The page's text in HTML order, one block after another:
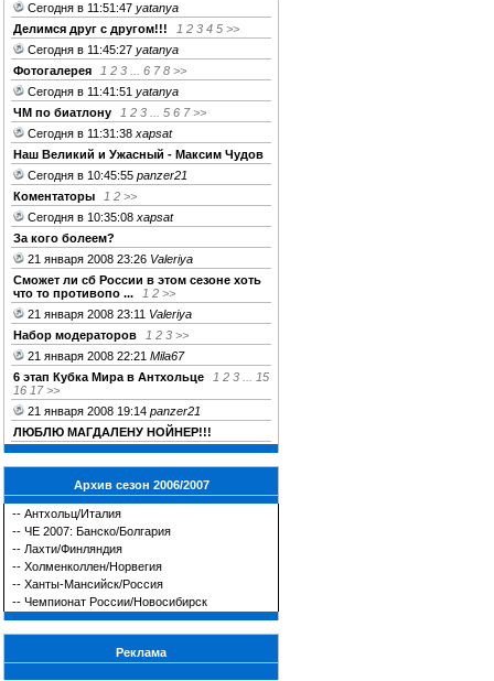
Сегодня в 11:51:47 yatanya
Делимся друг c другом!!!
1 2 3 4 5 >>
Сегодня в 11:45:27 yatanya
Фотогалерея
1 2 3 6 7 8 >>
Сегодня в 11:41:51 yatanya
ЧМ по биатлону
1 2 3 5 6 7 >>
Сегодня в 11:31:38 xapsat
Наш Великий и Ужасный - Максим Чудов
Сегодня в 10:45:55 panzer21
Коментаторы
1 2 >>
Сегодня в 10:35:08 xapsat
За кого болеем?
21 января 2008 23:26 Valeriya
Сможет ли сб России в этом сезоне хоть
что то противопо ...
1 2 >>
21 января 2008 23:11 Valeriya
Набор модераторов
1 2 3 >>
21 января 2008 22:21 Mila67
6 этап Кубка Мира в Антхольце
1 2 3
15
16 17 >>
21 января 2008 19:14 panzer21
ЛЮБЛЮ МАГДАЛЕНУ НОЙНЕР!!!
Архив сезон 2006/2007
-- Антхольц/Италия
-- ЧЕ 2007: Банско/Болгария
-- Лахти/Финляндия
-- Холменколлен/Норвегия
-- Ханты-Мансийск/Россия
-- Чемпионат России/Новосибирск
Реклама